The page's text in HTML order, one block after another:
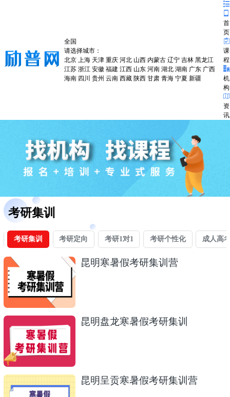
全国
请选择城市：
北京 上海 天津 重庆 河北 山西 内蒙古 辽宁 吉林 黑龙江
江苏 浙江 安徽 福建 江西 山东 河南 湖北 湖南 广东 广西
海南 四川 贵州 云南 西藏 陕西 甘肃 青海 宁夏 新疆
首
页
课
程
机
构
资
讯
考研集训
考研集训 考研定向 考研1对1 考研个性化 成人高
昆明寒暑假考研集训营
昆明盘龙寒暑假考研集训
昆明呈贡寒暑假考研集训营